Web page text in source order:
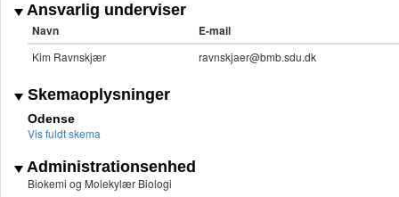
Ansvarlig underviser
Navn E-mail
Kim Ravnskjær ravnskjaer@bmb.sdu.dk
Skemaoplysninger
Odense
Vis fuldt skema
Administrationsenhed
Biokemi og Molekylær Biologi